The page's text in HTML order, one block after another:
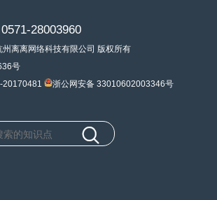
28003960
离离网络科技有限公司 版权所有
号
20170481
浙公网安备 33010602003346号